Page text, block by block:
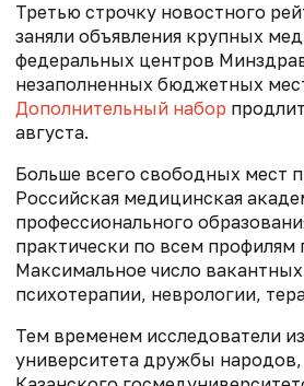
Третью строчку новостного
заняли объявления крупных
федеральных центров
незаполненных бюджетных
Дополнительный набор
августа.
Больше всего свободных мест
Российская медицинская
профессионального
практически по всем профилям
Максимальное число
психотерапии, неврологии,
Тем временем исследователи
университета дружбы народов,